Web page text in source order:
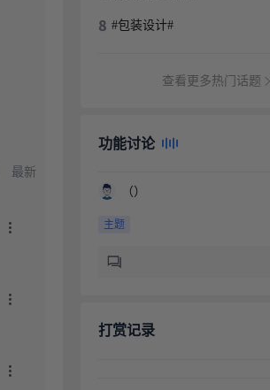
最新
#包装设计#
查看更多热门话题
功能讨论
（）
主题
打赏记录